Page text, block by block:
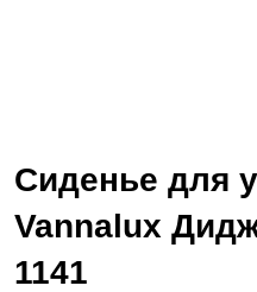
Сиденье для
Vannalux
1141